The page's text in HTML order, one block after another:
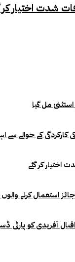
شدت اختیار کر
مل گیا
اختیار کر گئے
آفریدی کو پارٹی